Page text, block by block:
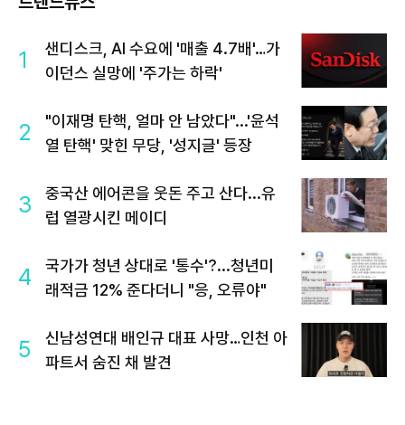
1
샌디스크, AI 수요에 '매출 4.7배'…가
이던스 실망에 '주가는 하락'
2
"이재명 탄핵, 얼마 안 남았다"...'윤석
열 탄핵' 맞힌 무당, '성지글' 등장
3
중국산 에어콘을 웃돈 주고 산다...유
럽 열광시킨 메이디
4
국가가 청년 상대로 '통수'?...청년미
래적금 12% 준다더니 "응, 오류야"
5
신남성연대 배인규 대표 사망…인천 아
파트서 숨진 채 발견